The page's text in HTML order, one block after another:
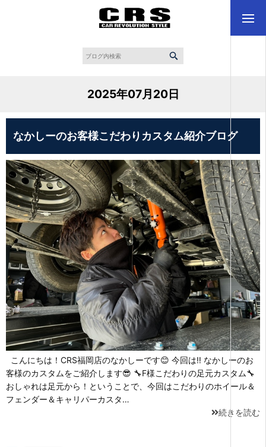
2025年07月20日
なかしーのお客様こだわりカスタム紹介ブログ
こんにちは！CRS福岡店のなかしーです😊 今回は‼ なかしーのお
客様のカスタムをご紹介します😎 🔧F様こだわりの足元カスタム🔧
おしゃれは足元から！ということで、今回はこだわりのホイール＆
フェンダー＆キャリパーカスタ…
続きを読む